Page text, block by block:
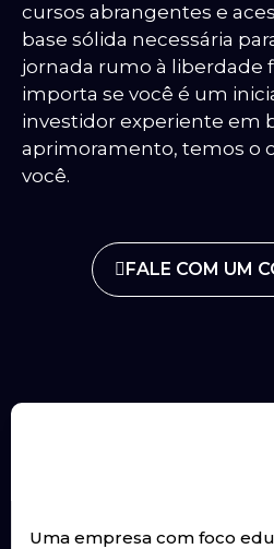
cursos abrangentes e
base sólida necessária
jornada rumo à liberdade
importa se você é um
investidor experiente em
aprimoramento, temos o
você.
FALE COM UM
Uma empresa com foco